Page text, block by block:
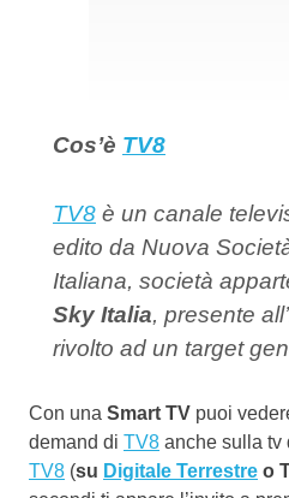
Cos’è TV8
TV8 è un canale
edito da Nuova
Italiana, società
Sky Italia, presente
rivolto ad un target
Con una Smart TV puoi
demand di TV8 anche sulla tv
TV8 (su Digitale Terrestre o